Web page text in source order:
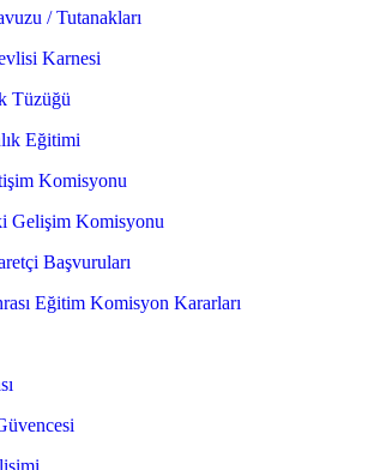
/ Tutanakları
Karnesi
Tüzüğü
Eğitimi
Komisyonu
Gelişim Komisyonu
Başvuruları
Eğitim Komisyon Kararları